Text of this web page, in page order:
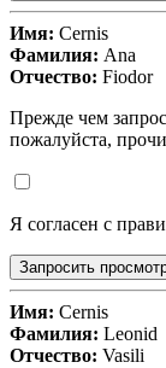
Имя: Cernis
Фамилия: Ana
Отчество: Fiodor
Прежде чем
пожалуйста,
Я согласен с
Запросить
Имя: Cernis
Фамилия: Leonid
Отчество: Vasili